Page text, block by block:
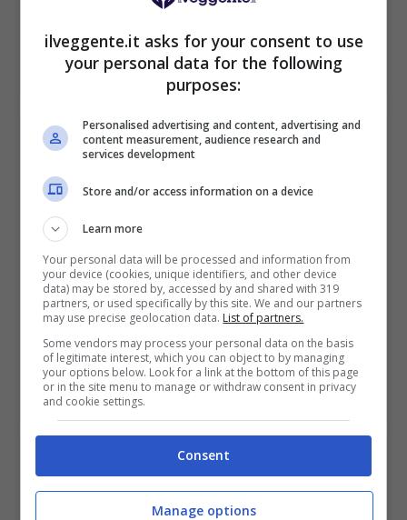
Mostra Informazioni
PlanetWin365
Planetwin365: 2050€ per sport e scommesse
Iscrivendoti a PlanetWin365 ricevi: 100% fino a 2000€
in Bonus Scommesse + 100% fino a 50€ in Bonus
Sport
2050€
VERIFICA
Mostra Informazioni
DAZNBet
ilveggente.it asks for your consent to use
your personal data for the following
purposes:
Personalised advertising and content, advertising and
content measurement, audience research and
services development
Store and/or access information on a device
Learn more
Your personal data will be processed and information from
your device (cookies, unique identifiers, and other device
data) may be stored by, accessed by and shared with 319
partners, or used specifically by this site. We and our partners
may use precise geolocation data. List of partners.
Some vendors may process your personal data on the basis
of legitimate interest, which you can object to by managing
your options below. Look for a link at the bottom of this page
or in the site menu to manage or withdraw consent in privacy
and cookie settings.
Consent
Manage options